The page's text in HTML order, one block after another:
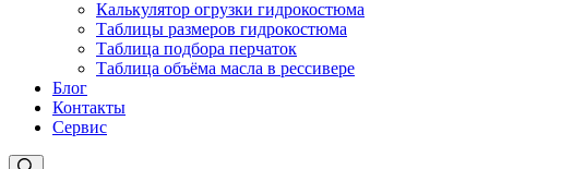
Калькулятор огрузки гидрокостюма
Таблицы размеров гидрокостюма
Таблица подбора перчаток
Таблица объёма масла в рессивере
Блог
Контакты
Сервис